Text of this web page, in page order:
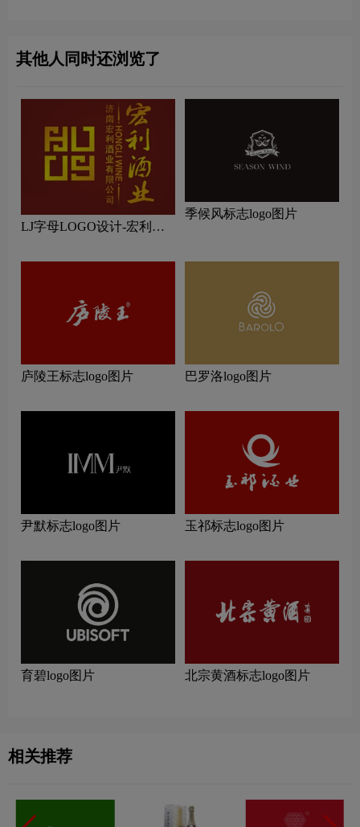
其他人同时还浏览了
LJ字母LOGO设计-宏利酒
季候风标志logo图片
庐陵王标志logo图片 巴罗洛logo图片
尹默标志logo图片 玉祁标志logo图片
育碧logo图片 北宗黄酒标志logo图片
相关推荐